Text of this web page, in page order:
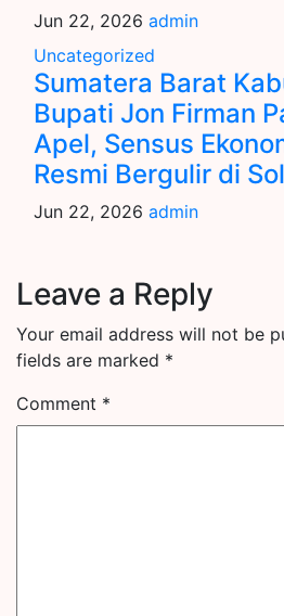
Jun 22, 2026 admin
Uncategorized
Sumatera Barat
Bupati Jon Firman
Apel, Sensus
Resmi Bergulir di
Jun 22, 2026 admin
Leave a Reply
Your email address will not be
fields are marked *
Comment *